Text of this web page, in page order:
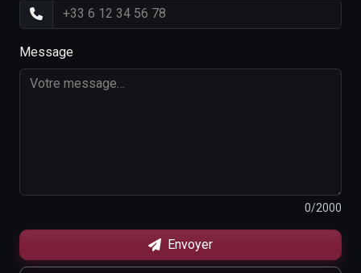
Message
0/2000
Envoyer